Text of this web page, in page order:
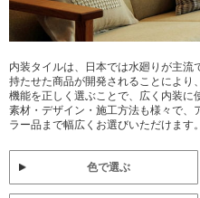
内装タイルは、日本では水廻りが主流
持たせた商品が開発されることにより
機能を正しく選ぶことで、広く内装に
素材・デザイン・施工方法も様々で、
ラー品まで幅広くお選びいただけます。
色で選ぶ